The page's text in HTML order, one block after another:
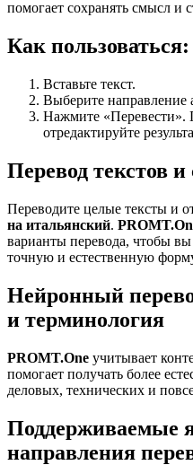
помогает сохранять смысл и
Как
Вставьте текст.
Выберите
Нажмите «Перевести».
отредактируйте
Перевод текстов и
Переводите целые тексты и
на итальянский.
варианты перевода, чтобы
точную и естественную
Нейронный
и терминология
PROMT.One учитывает
помогает получать более
деловых, технических и
Поддерживаемые
направления